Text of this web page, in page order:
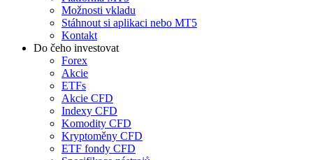
Možnosti vkladu
Stáhnout si aplikaci nebo MT5
Kontakt
Do čeho investovat
Forex
Akcie
ETFs
Akcie CFD
Indexy CFD
Komodity CFD
Kryptoměny CFD
ETF fondy CFD